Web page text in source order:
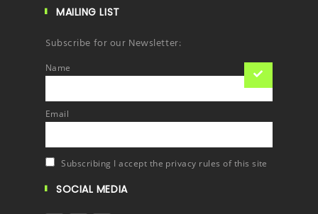
MAILING LIST
Subscribe for our Newsletter:
Name
Email
Subscribing I accept the privacy rules of this site
SOCIAL MEDIA